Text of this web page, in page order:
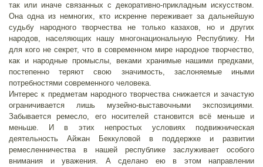
так или иначе связанных с декоративно-прикладным искусством.
Она одна из немногих, кто искренне переживает за дальнейшую
судьбу народного творчества не только казахов, но и других
народов, населяющих нашу многонациональную Республику. Ни
для кого не секрет, что в современном мире народное творчество,
как и народные промыслы, веками хранимые нашими предками,
постепенно теряют свою значимость, заслоняемые иными
потребностями современного человека.
Интерес к предметам народного творчества снижается и зачастую
ограничивается лишь музейно-выставочными экспозициями.
Забывается ремесло, его носителей становится всё меньше и
меньше. И в этих непростых условиях подвижническая
деятельность Айжан Беккуловой в поддержке и развитии
ремесленничества в нашей республике заслуживает особого
внимания и уважения. А сделано ею в этом направлении